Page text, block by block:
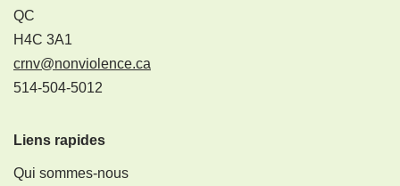
QC
H4C 3A1
crnv@nonviolence.ca
514-504-5012
Liens rapides
Qui sommes-nous